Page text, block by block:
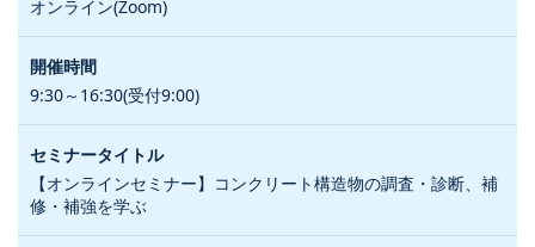
オンライン(Zoom)
9:30～16:30(受付9:00)
【オンラインセミナー】コンクリート構造物の調査・診断、補
修・補強を学ぶ